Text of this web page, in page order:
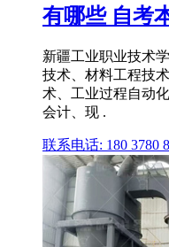
有哪些 自考
新疆工业职业技术
技术、材料工程技
术、工业过程自动
会计、现 .
联系电话: 180 3780